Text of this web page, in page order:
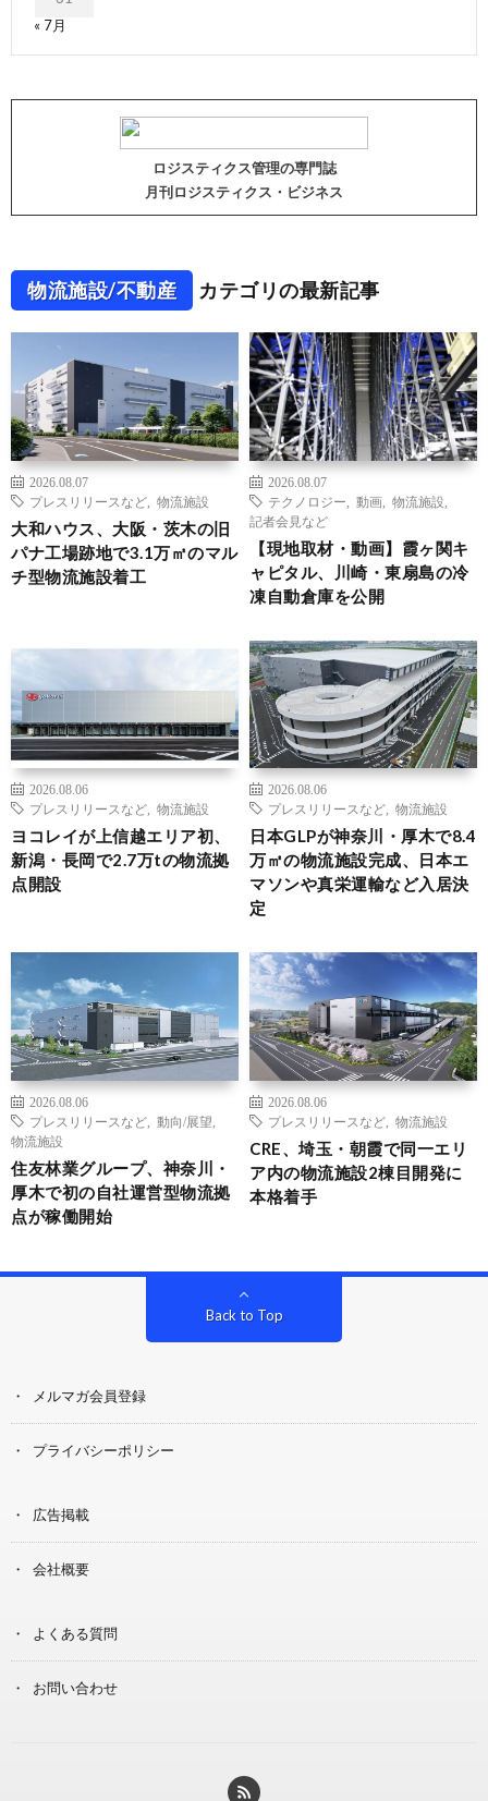
« 7月
ロジスティクス管理の専門誌
月刊ロジスティクス・ビジネス
物流施設/不動産 カテゴリの最新記事
2026.08.07
プレスリリースなど
物流施設
大和ハウス、大阪・茨木の旧
パナ工場跡地で3.1万㎡のマル
チ型物流施設着工
2026.08.07
テクノロジー
動画 物流施設
記者会見など
【現地取材・動画】霞ヶ関キ
ャピタル、川崎・東扇島の冷
凍自動倉庫を公開
2026.08.06
プレスリリースなど
物流施設
ヨコレイが上信越エリア初、
新潟・長岡で2.7万tの物流拠
点開設
2026.08.06
プレスリリースなど
物流施設
日本GLPが神奈川・厚木で8.4
万㎡の物流施設完成、日本エ
マソンや真栄運輸など入居決
定
2026.08.06
プレスリリースなど
動向/展望
物流施設
住友林業グループ、神奈川・
厚木で初の自社運営型物流拠
点が稼働開始
2026.08.06
プレスリリースなど
物流施設
CRE、埼玉・朝霞で同一エリ
ア内の物流施設2棟目開発に
本格着手
Back to Top
メルマガ会員登録
プライバシーポリシー
広告掲載
会社概要
よくある質問
お問い合わせ